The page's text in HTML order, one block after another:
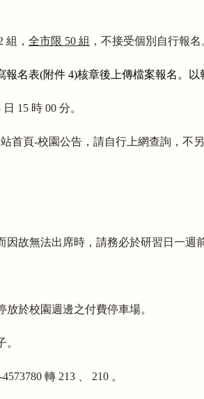
， 全市限 50 組 ，不接受個別自行報名
名表(附件 4)核章後上傳檔案報名。
15 時 00 分。
首頁-校園公告，請自行上網查詢，不
故無法出席時，請務必於研習日一週
於校園週邊之付費停車場。
轉 213 、 210 。